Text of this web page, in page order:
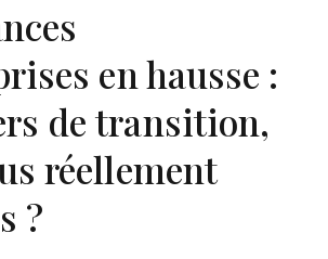
en hausse :
de transition,
réellement
?